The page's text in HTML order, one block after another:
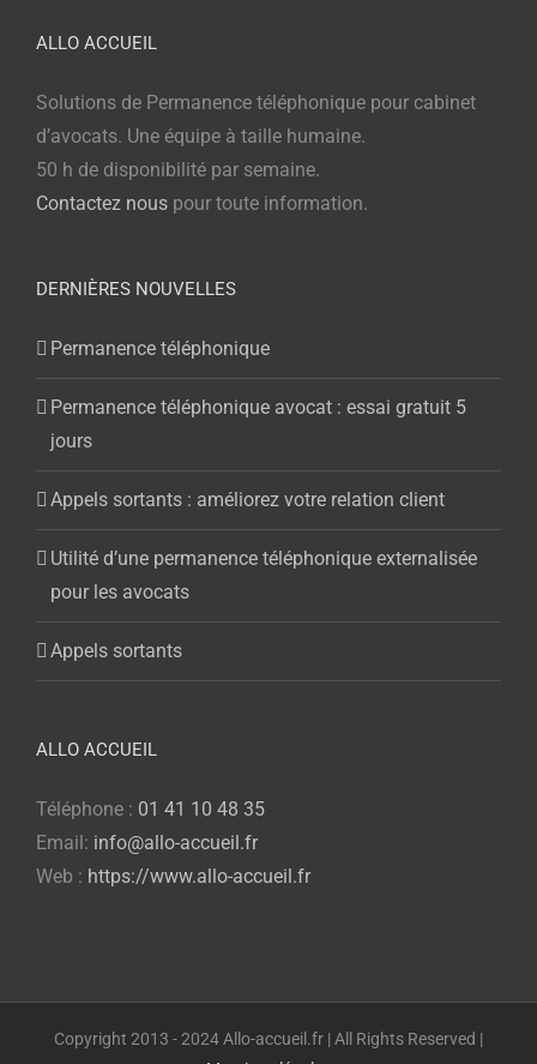
ALLO ACCUEIL
Solutions de Permanence téléphonique pour cabinet
d’avocats. Une équipe à taille humaine.
50 h de disponibilité par semaine.
Contactez nous pour toute information.
DERNIÈRES NOUVELLES
Permanence téléphonique
Permanence téléphonique avocat : essai gratuit 5
jours
Appels sortants : améliorez votre relation client
Utilité d’une permanence téléphonique externalisée
pour les avocats
Appels sortants
ALLO ACCUEIL
Téléphone : 01 41 10 48 35
Email: info@allo-accueil.fr
Web : https://www.allo-accueil.fr
Copyright 2013 - 2024 Allo-accueil.fr | All Rights Reserved |